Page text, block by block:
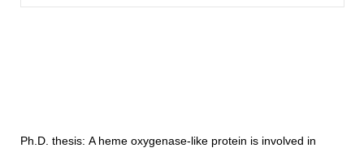
Ph.D. thesis: A heme oxygenase-like protein is involved in